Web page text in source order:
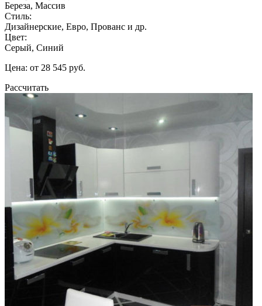
Береза, Массив
Стиль:
Дизайнерские, Евро, Прованс и др.
Цвет:
Серый, Синий
Цена: от 28 545 руб.
Рассчитать